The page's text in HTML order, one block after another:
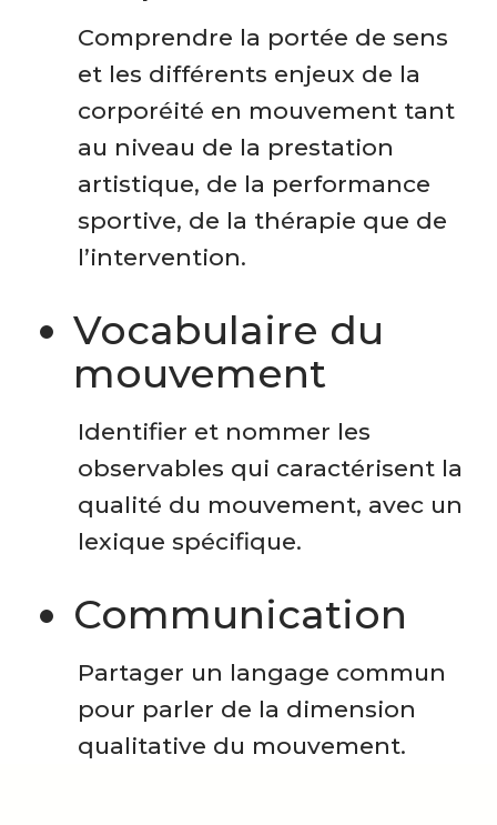
Comprendre la portée de sens
et les différents enjeux de la
corporéité en mouvement tant
au niveau de la prestation
artistique, de la performance
sportive, de la thérapie que de
l’intervention.
Vocabulaire du
mouvement
Identifier et nommer les
observables qui caractérisent la
qualité du mouvement, avec un
lexique spécifique.
Communication
Partager un langage commun
pour parler de la dimension
qualitative du mouvement.